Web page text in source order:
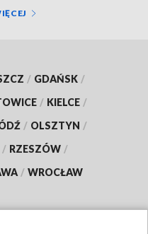
/ GDAŃSK /
/ KIELCE /
/ OLSZTYN /
/ RZESZÓW /
/ WROCŁAW